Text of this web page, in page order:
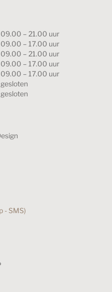
09.00 – 21.00 uur
09.00 – 17.00 uur
09.00 – 21.00 uur
09.00 – 17.00 uur
09.00 – 17.00 uur
gesloten
gesloten
- SMS)